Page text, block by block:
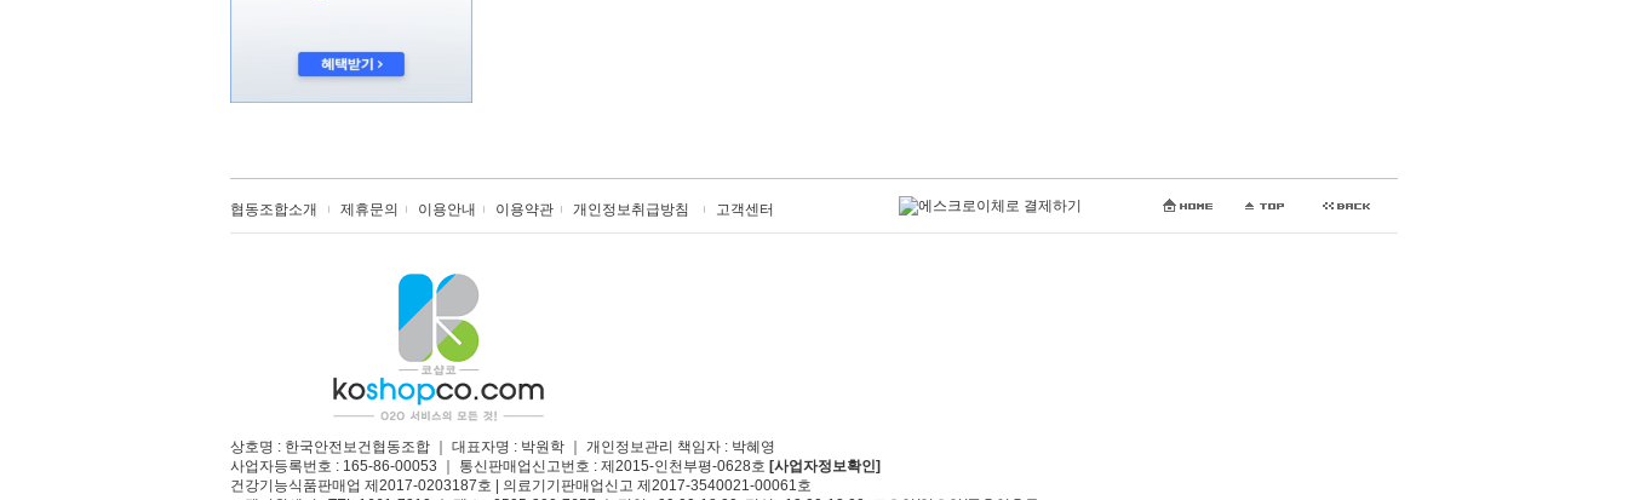
협동조합소개 제휴문의 이용안내 이용약관 개인정보취급방침 고객센터
상호명 : 한국안전보건협동조합 ｜ 대표자명 : 박원학 ｜ 개인정보관리 책임자 : 박혜영
사업자등록번호 : 165-86-00053 ｜ 통신판매업신고번호 : 제2015-인천부평-0628호 [사업자정보확인]
건강기능식품판매업 제2017-0203187호 | 의료기기판매업신고 제2017-3540021-00061호